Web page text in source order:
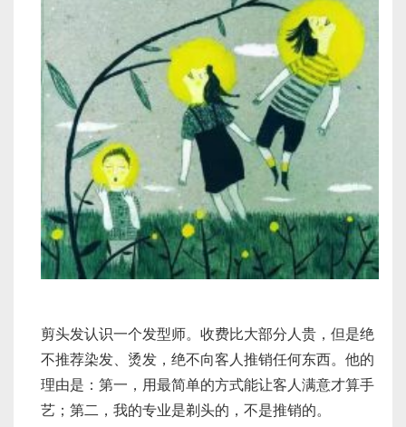
剪头发认识一个发型师。收费比大部分人贵，但是绝
不推荐染发、烫发，绝不向客人推销任何东西。他的
理由是：第一，用最简单的方式能让客人满意才算手
艺；第二，我的专业是剃头的，不是推销的。